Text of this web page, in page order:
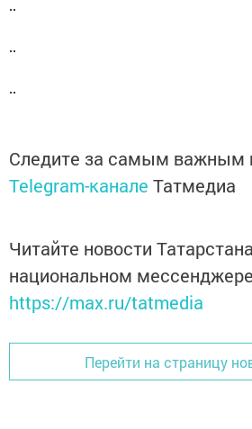
Следите за самым важным
Telegram-канале Татмедиа
Читайте новости
национальном
https://max.ru/tatmedia
Перейти на страницу